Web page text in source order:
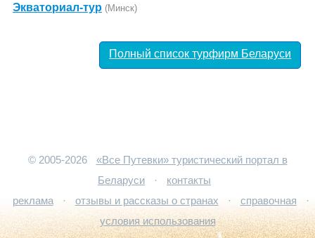
Экваториал-тур (Минск)
Полный список турфирм Беларуси
© 2005-2026
«Все Путевки» туристический портал в
Беларуси
·
контакты
реклама
· отзывы и рассказы о странах · справочная
·
условия использования